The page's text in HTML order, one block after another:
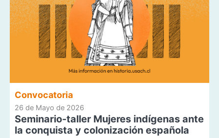
Convocatoria
26 de Mayo de 2026
Seminario-taller Mujeres indígenas ante
la conquista y colonización española